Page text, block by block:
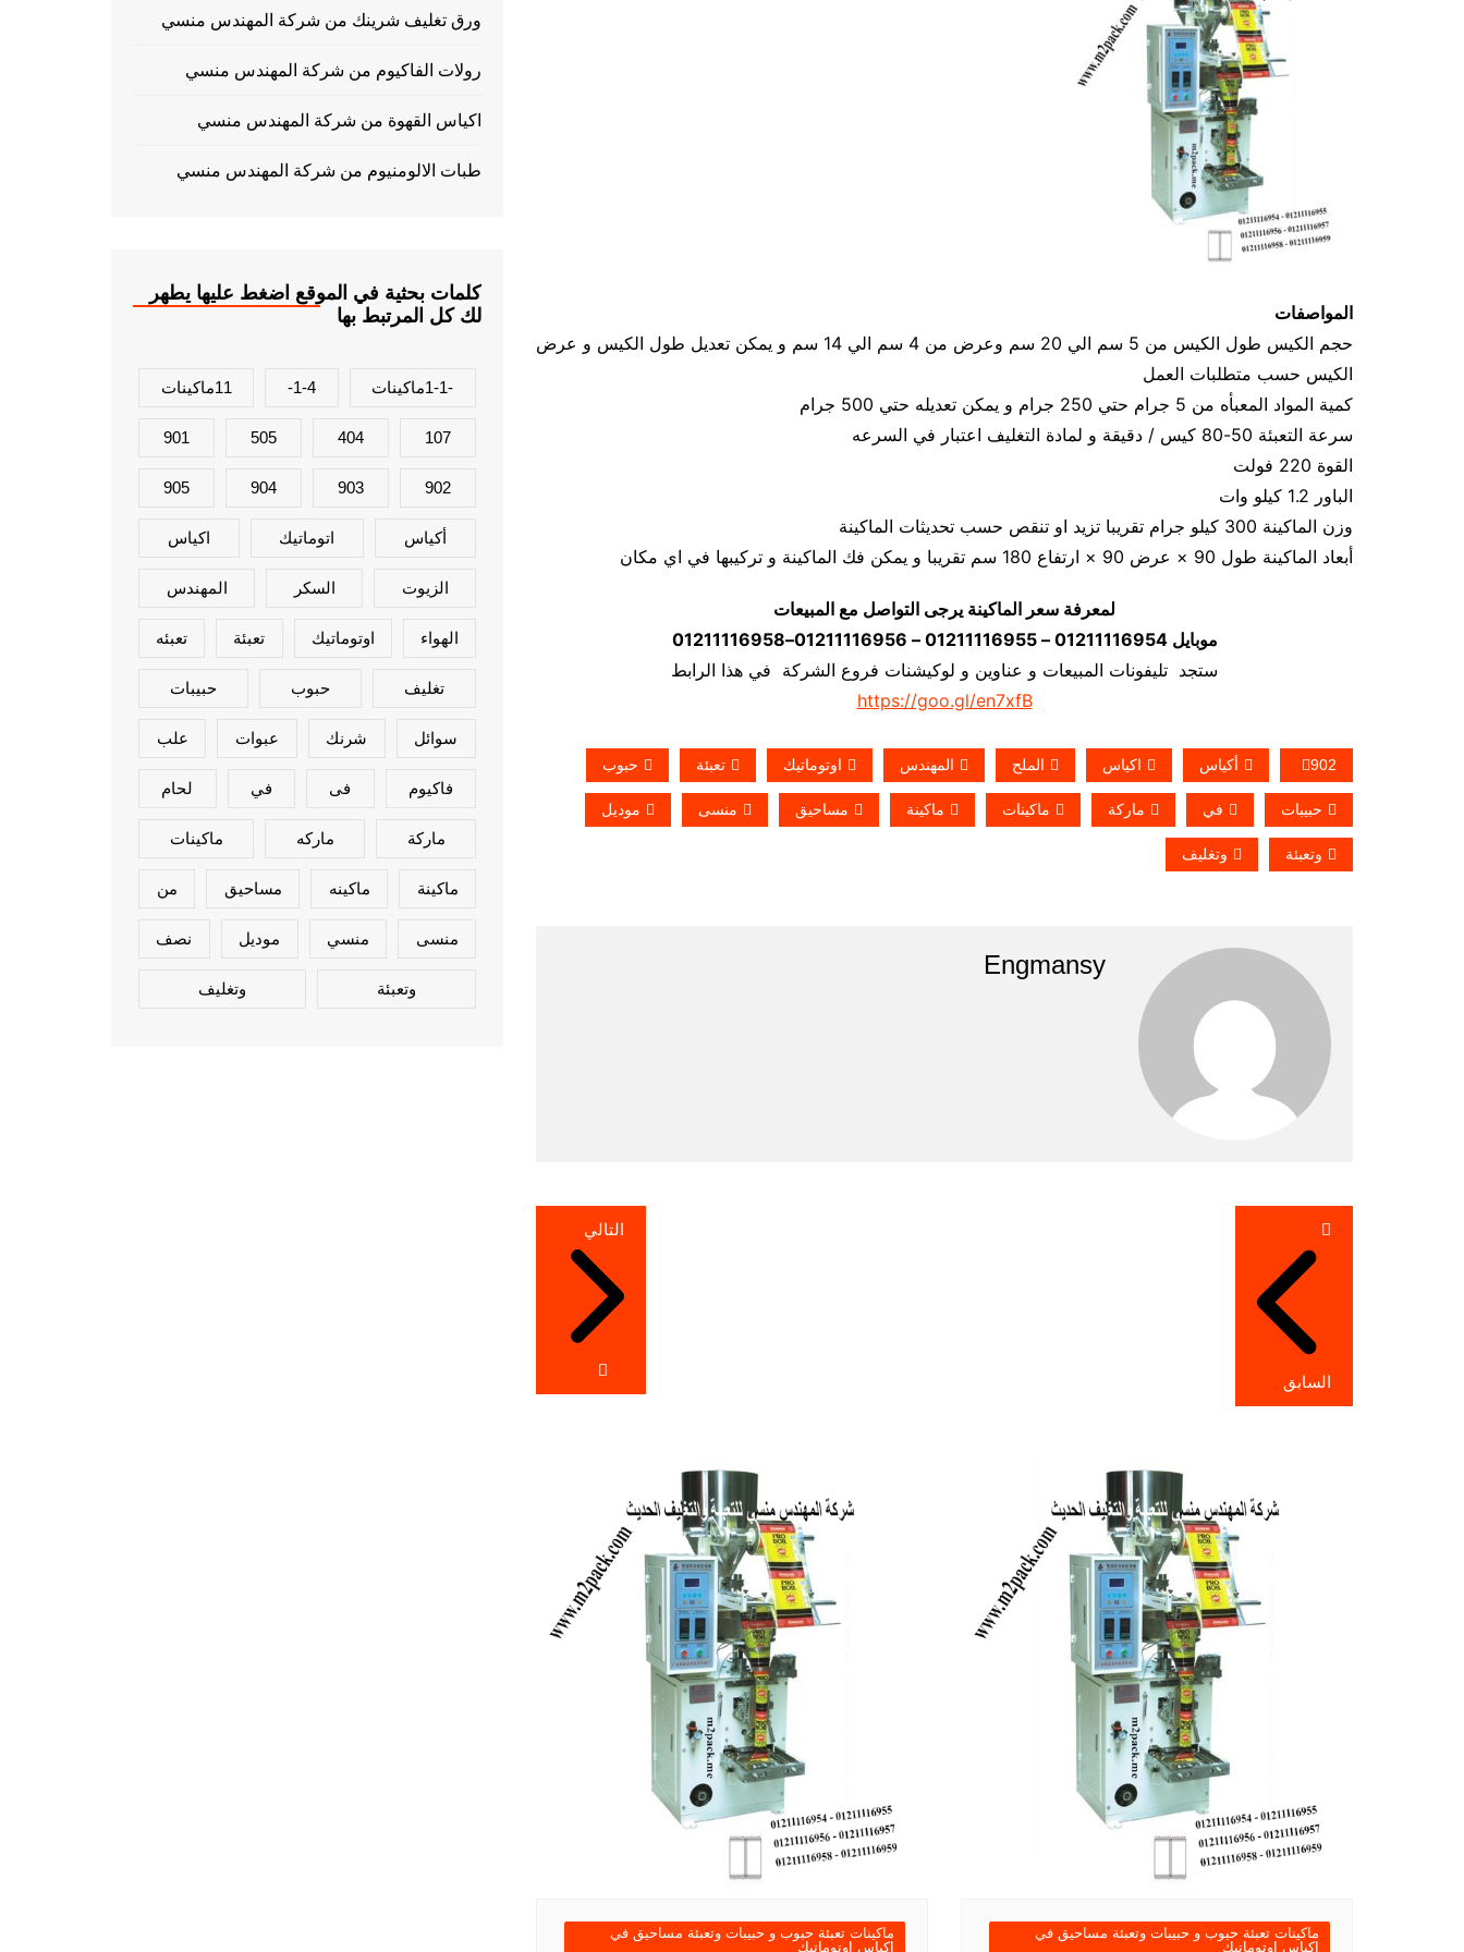
المواصفات
حجم الكيس طول الكيس من 5 سم الي 20 سم وعرض من 4 سم الي 14 سم و يمكن تعديل طول الكيس و عرض
الكيس حسب متطلبات العمل
كمية المواد المعبأه من 5 جرام حتي 250 جرام و يمكن تعديله حتي 500 جرام
سرعة التعبئة 50-80 كيس / دقيقة و لمادة التغليف اعتبار في السرعه
القوة 220 فولت
الباور 1.2 كيلو وات
وزن الماكينة 300 كيلو جرام تقريبا تزيد او تنقص حسب تحديثات الماكينة
أبعاد الماكينة طول 90 × عرض 90 × ارتفاع 180 سم تقريبا و يمكن فك الماكينة و تركيبها في اي مكان
لمعرفة سعر الماكينة يرجى التواصل مع المبيعات
موبايل 01211116954 – 01211116955 – 01211116956–01211116958
ستجد تليفونات المبيعات و عناوين و لوكيشنات فروع الشركة في هذا الرابط
https://goo.gl/en7xfB
902 أكياس اكياس الملح المهندس اوتوماتيك تعبئة حبوب
حبيبات في ماركة ماكينات ماكينة مساحيق منسى موديل
وتعبئة وتغليف
Engmansy
تصفّح
المقالات
السابق
التالي
ماكينات تعبئة حبوب و حبيبات وتعبئة مساحيق في
اكياس اوتوماتيك
ماكينات تعبئة حبوب و حبيبات وتعبئة مساحيق في
اكياس اوتوماتيك
ورق تغليف شرينك من شركة المهندس منسي
رولات الفاكيوم من شركة المهندس منسي
اكياس القهوة من شركة المهندس منسي
طبات الالومنيوم من شركة المهندس منسي
كلمات بحثية في الموقع اضغط عليها يطهر
لك كل المرتبط بها
-1-1ماكينات 1-4- 11ماكينات
107
404
505
901
902
903
904
905
أكياس اتوماتيك اكياس
الزيوت السكر المهندس
الهواء اوتوماتيك تعبئة تعبئه
تغليف حبوب حبيبات
سوائل شرنك عبوات علب
فاكيوم فى في لحام
ماركة ماركه ماكينات
ماكينة ماكينه مساحيق من
منسى منسي موديل نصف
وتعبئة وتغليف